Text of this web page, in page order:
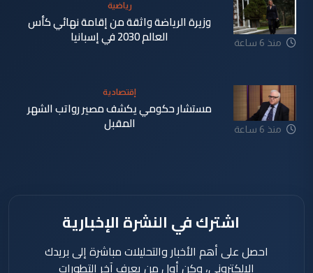
منذ 6 ساعة
رياضية
وزيرة الرياضة واثقة من إقامة نهائي كأس
العالم 2030 في إسبانيا
منذ 6 ساعة
إقتصادية
مستشار حكومي يكشف مصير رواتب الشهر
المقبل
اشترك في النشرة الإخبارية
احصل على أهم الأخبار والتحليلات مباشرة إلى بريدك
الإلكتروني، وكن أول من يعرف آخر التطورات